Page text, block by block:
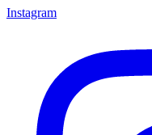
Instagram